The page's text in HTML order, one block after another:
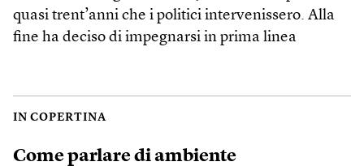
quasi trent’anni che i politici intervenissero. Alla
fine ha deciso di impegnarsi in prima linea
IN COPERTINA
Come parlare di ambiente